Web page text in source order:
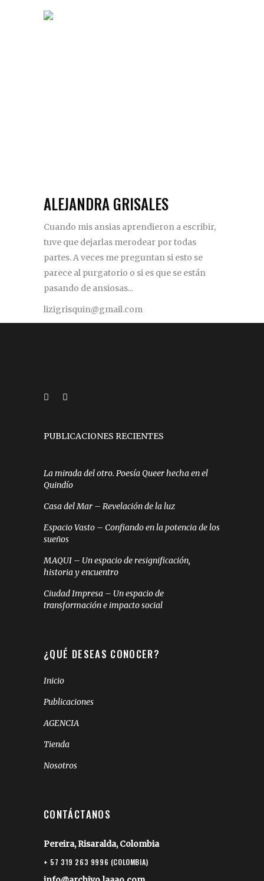
ALEJANDRA GRISALES
Cuando mis ansias aprendieron a escribir,
tuve que dejarlas merodear por todas
partes. A veces me preguntan si esto se
parece al purgatorio o si es que se están
pasando de ansiosas...
lizigrisquin@gmail.com
PUBLICACIONES RECIENTES
La mirada del otro. Poesía Queer hecha en el
Quindío
Casa del Mar – Revelación de la luz
Espacio Vasto – Confiando en la potencia de los
sueños
MAQUI – Un espacio de resignificación,
historia y encuentro
Ciudad Impresa – Un espacio de
transformación e impacto social
¿QUÉ DESEAS CONOCER?
Inicio
Publicaciones
AGENCIA
Tienda
Nosotros
CONTÁCTANOS
Pereira, Risaralda, Colombia
+ 57 319 263 9996 (COLOMBIA)